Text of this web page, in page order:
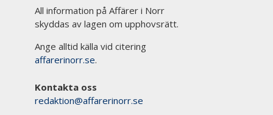
All information på Affärer i Norr
skyddas av lagen om upphovsrätt.
Ange alltid källa vid citering
affarerinorr.se.
Kontakta oss
redaktion@affarerinorr.se